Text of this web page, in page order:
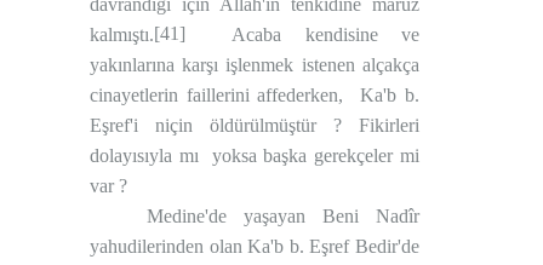
davrandığı için Allah'ın tenkidine maruz
kalmıştı.[41]
Acaba kendisine ve
yakınlarına karşı işlenmek istenen alçakça
cinayetlerin faillerini affederken,
Ka'b b.
Eşref'i niçin öldürülmüştür ? Fikirleri
dolayısıyla mı
yoksa başka gerekçeler mi
var ?
Medine'de yaşayan Beni Nadîr
yahudilerinden olan Ka'b b. Eşref Bedir'de